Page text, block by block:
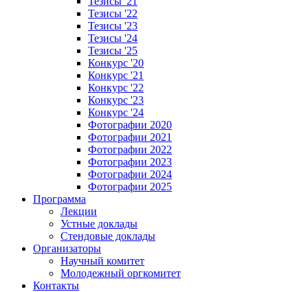
Тезисы '22
Тезисы '23
Тезисы '24
Тезисы '25
Конкурс '20
Конкурс '21
Конкурс '22
Конкурс '23
Конкурс '24
Фотографии 2020
Фотографии 2021
Фотографии 2022
Фотографии 2023
Фотографии 2024
Фотографии 2025
Программа
Лекции
Устные доклады
Стендовые доклады
Организаторы
Научный комитет
Молодежный оргкомитет
Контакты